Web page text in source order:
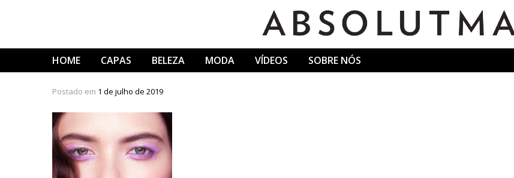
HOME CAPAS BELEZA MODA VÍDEOS SOBRE NÓS
Postado em 1 de julho de 2019